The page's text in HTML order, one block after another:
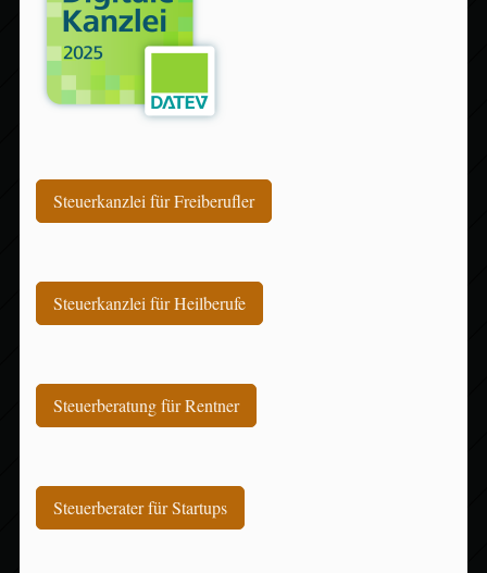
Steuerkanzlei für Freiberufler
Steuerkanzlei für Heilberufe
Steuerberatung für Rentner
Steuerberater für Startups